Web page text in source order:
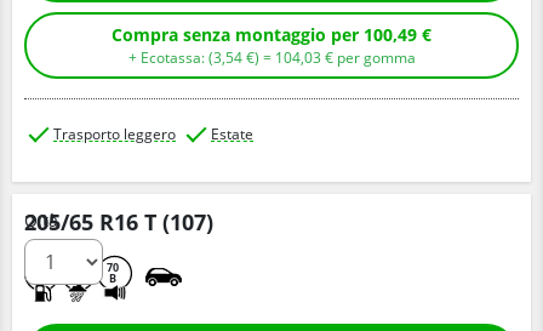
Compra senza montaggio per 100,49 €
+ Ecotassa: (3,54€ ) = 104,03 € per gomma
Trasporto leggero Estate
205/65 R16 T (107)
70
B
Q.tà